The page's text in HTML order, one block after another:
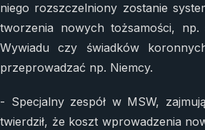
niego rozszczelniony zostanie
tworzenia nowych tożsamości, np.
Wywiadu czy świadków
przeprowadzać np. Niemcy.
- Specjalny zespół w MSW,
twierdził, że koszt wprowadzenia